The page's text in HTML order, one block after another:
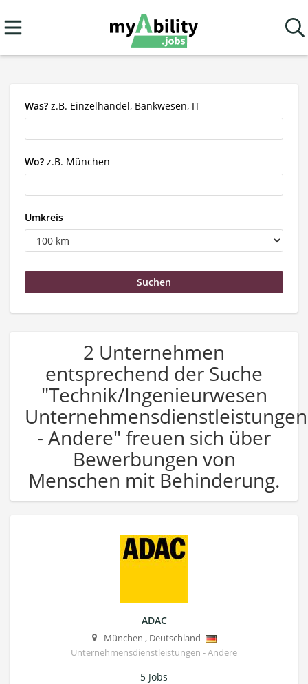
Was? z.B. Einzelhandel, Bankwesen, IT
Wo? z.B. München
Umkreis
2 Unternehmen
entsprechend der Suche
"Technik/Ingenieurwesen
Unternehmensdienstleistungen
- Andere" freuen sich über
Bewerbungen von
Menschen mit Behinderung.
ADAC
München , Deutschland
Unternehmensdienstleistungen - Andere
5 Jobs